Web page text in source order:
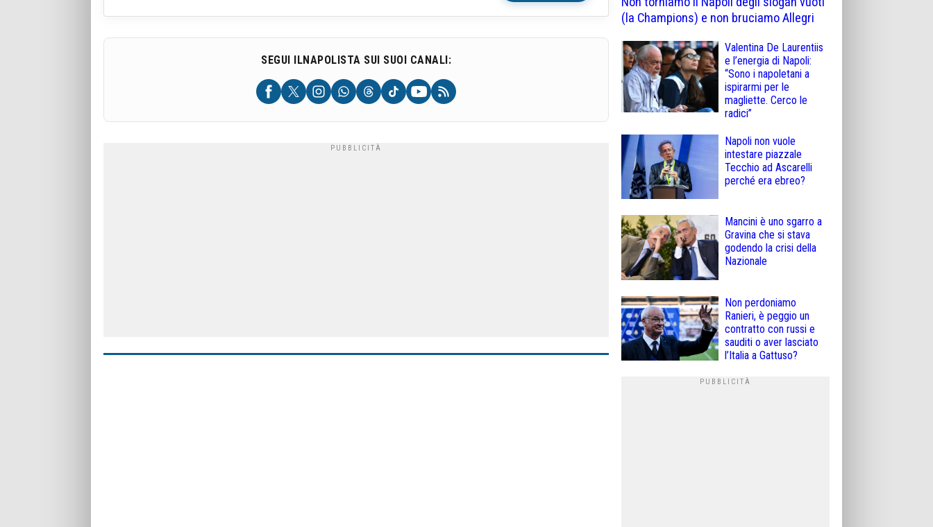
SEGUI ILNAPOLISTA SUI SUOI CANALI:
(la Champions) e non bruciamo Allegri
Valentina De Laurentiis
e l’energia di Napoli:
“Sono i napoletani a
ispirarmi per le
magliette. Cerco le
radici”
Napoli non vuole
intestare piazzale
Tecchio ad Ascarelli
perché era ebreo?
Mancini è uno sgarro a
Gravina che si stava
godendo la crisi della
Nazionale
Non perdoniamo
Ranieri, è peggio un
contratto con russi e
sauditi o aver lasciato
l’Italia a Gattuso?